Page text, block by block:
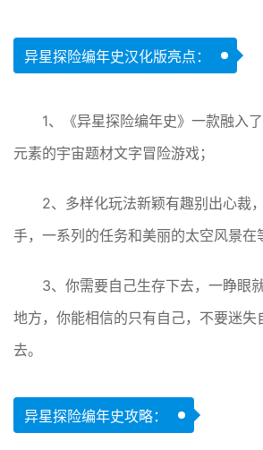
异星探险编年史汉化版亮点：
1、《异星探险编年史》一款融入
元素的宇宙题材文字冒险游戏；
2、多样化玩法新颖有趣别出心裁
手，一系列的任务和美丽的太空风景在
3、你需要自己生存下去，一睁眼
地方，你能相信的只有自己，不要迷失
去。
异星探险编年史攻略：